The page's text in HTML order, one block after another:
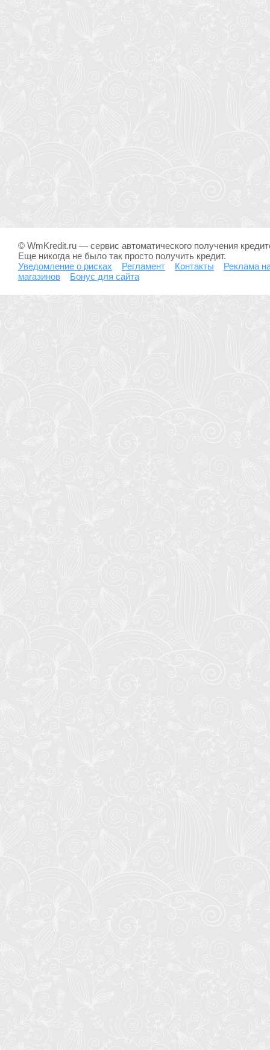
© WmKredit.ru — сервис автоматического получения
Еще никогда не было так просто получить кредит.
Уведомление о рисках
Регламент Контакты
Реклама
магазинов
Бонус для сайта